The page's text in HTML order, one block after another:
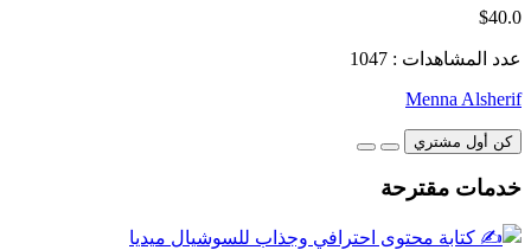
$40.0
عدد المشاهدات : 1047
Menna Alsherif
كن أول مشتري
خدمات مقترحة